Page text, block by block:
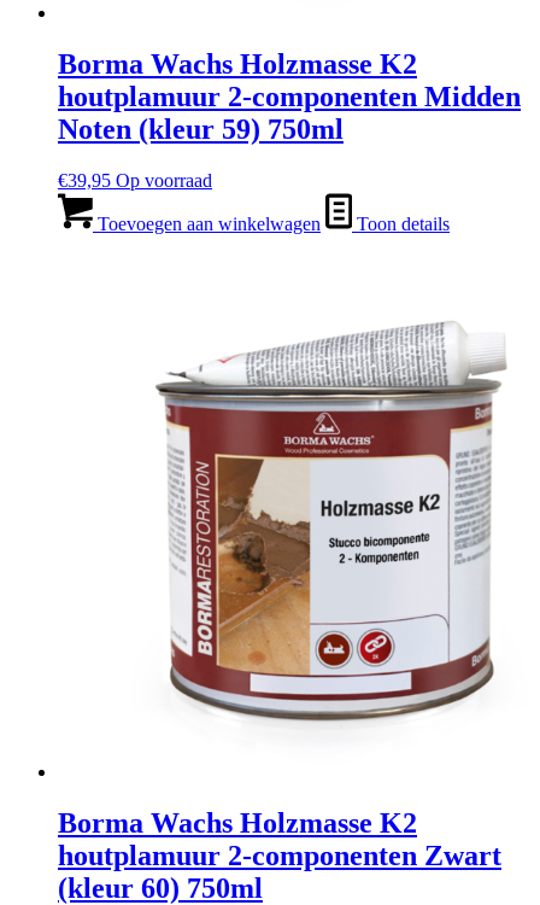
Borma Wachs Holzmasse K2
houtplamuur 2-componenten Midden
Noten (kleur 59) 750ml
€39,95 Op voorraad
Toevoegen aan winkelwagen Toon details
Borma Wachs Holzmasse K2
houtplamuur 2-componenten Zwart
(kleur 60) 750ml